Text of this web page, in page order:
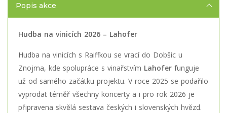
Popis akce
Hudba na vinicích 2026 – Lahofer
Hudba na vinicích s Raiffkou se vrací do Dobšic u
Znojma, kde spolupráce s vinařstvím Lahofer funguje
už od samého začátku projektu. V roce 2025 se podařilo
vyprodat téměř všechny koncerty a i pro rok 2026 je
připravena skvělá sestava českých i slovenských hvězd.